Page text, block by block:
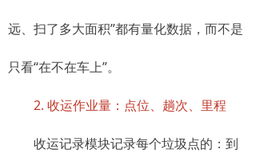
远、扫了多大面积”都有量化数据，而不是
只看“在不在车上”。
2. 收运作业量：点位、趟次、里程
收运记录模块记录每个垃圾点的：到